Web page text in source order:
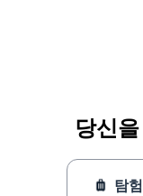
당신
탐